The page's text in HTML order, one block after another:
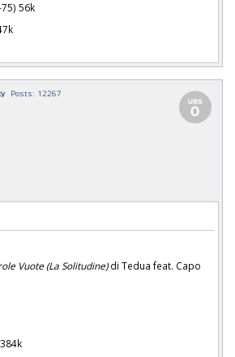
56k
Posts: 12267
Vuote (La Solitudine)di Tedua feat. Capo